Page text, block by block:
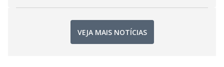
VEJA MAIS NOTÍCIAS